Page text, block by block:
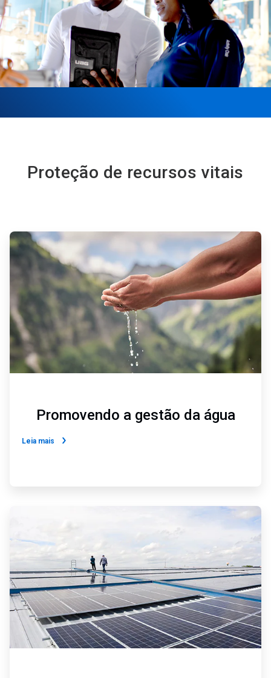
Proteção de recursos vitais
de
6
Promovendo a gestão da água
Leia mais